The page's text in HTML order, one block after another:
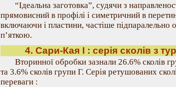
“Iдеальна заготовка”, судячи з
прямовисний в профілі і симетричний в
включаючи і пластини, частіше підпаралельно
п’яткою.
4. Сари-Кая I : серія сколів з
Вторинної обробки зазнали 26.6% сколів
та 3.6% сколів групи Г. Серія ретушованих
переваги :